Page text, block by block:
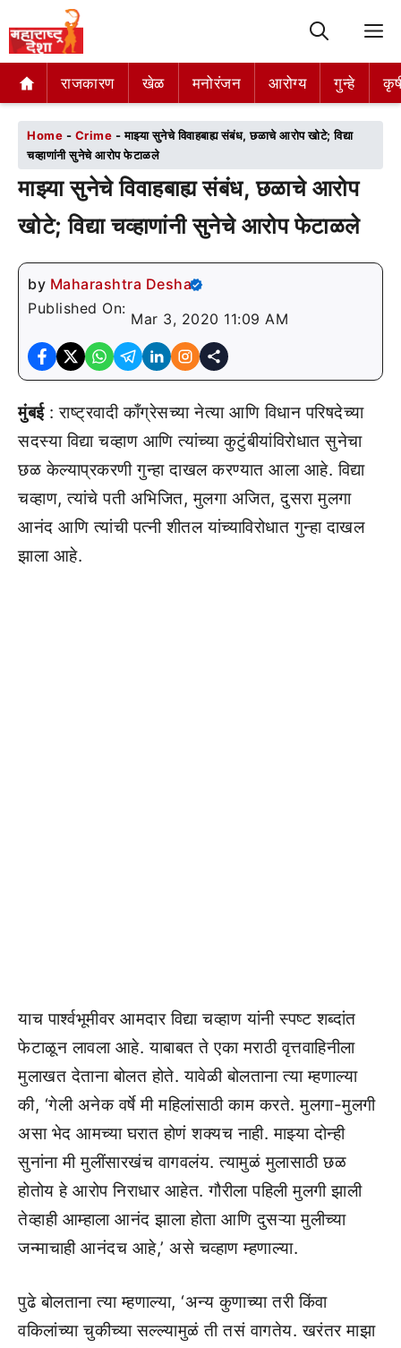
राजकारण खेळ मनोरंजन आरोग्य गुन्हे
राजकारण खेळ मनोरंजन आरोग्य गुन्हे
Home - Crime -माझ्या सुनेचे विवाहबाह्य संबंध, छळाचे आरोप खोटे; विद्या
चव्हाणांनी सुनेचे आरोप फेटाळले
माझ्या सुनेचे विवाहबाह्य संबंध, छळाचे आरोप
खोटे; विद्या चव्हाणांनी सुनेचे आरोप फेटाळले
by Maharashtra Desha
Published On:
Mar 3, 2020 11:09 AM
मुंबई: राष्ट्रवादी काँग्रेसच्या नेत्या आणि विधान परिषदेच्या
सदस्या विद्या चव्हाण आणि त्यांच्या कुटुंबीयांविरोधात सुनेचा
छळ केल्याप्रकरणी गुन्हा दाखल करण्यात आला आहे. विद्या
चव्हाण, त्यांचे पती अभिजित, मुलगा अजित, दुसरा मुलगा
आनंद आणि त्यांची पत्नी शीतल यांच्याविरोधात गुन्हा दाखल
झाला आहे.
याच पार्श्वभूमीवर आमदार विद्या चव्हाण यांनी स्पष्ट शब्दांत
फेटाळून लावला आहे. याबाबत ते एका मराठी वृत्तवाहिनीला
मुलाखत देताना बोलत होते. यावेळी बोलताना त्या म्हणाल्या
की, ‘गेली अनेक वर्षे मी महिलांसाठी काम करते. मुलगा-मुलगी
असा भेद आमच्या घरात होणं शक्यच नाही. माझ्या दोन्ही
सुनांना मी मुलींसारखंच वागवलंय. त्यामुळं मुलासाठी छळ
होतोय हे आरोप निराधार आहेत. गौरीला पहिली मुलगी झाली
तेव्हाही आम्हाला आनंद झाला होता आणि दुसऱ्या मुलीच्या
जन्माचाही आनंदच आहे,’ असे चव्हाण म्हणाल्या.
पुढे बोलताना त्या म्हणाल्या, ‘अन्य कुणाच्या तरी किंवा
वकिलांच्या चुकीच्या सल्ल्यामुळं ती तसं वागतेय. खरंतर माझा